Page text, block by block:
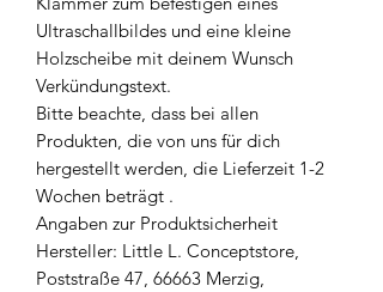
Ultraschallbildes und eine kleine
Holzscheibe mit deinem Wunsch
Verkündungstext.
Bitte beachte, dass bei allen
Produkten, die von uns für dich
hergestellt werden, die Lieferzeit 1-2
Wochen beträgt .
Angaben zur Produktsicherheit
Hersteller: Little L. Conceptstore,
Poststraße 47, 66663 Merzig,